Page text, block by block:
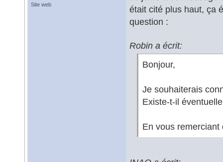
Site web
était cité plus haut, ça
question :
Robin a écrit:
Bonjour,
Je souhaiterais
Existe-t-il
En vous remerciant